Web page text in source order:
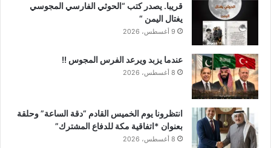
قريبا. يصدر كتب “الحوثي الفارسي المجوسي
يغتال اليمن “
9 أغسطس، 2026
عندما يزبد ويرعد الفرس المجوس !!
8 أغسطس، 2026
انتظرونا يوم الخميس القادم “دقة الساعة” وحلقة
بعنوان *اتفاقية مكة للدفاع المشترك”
8 أغسطس، 2026